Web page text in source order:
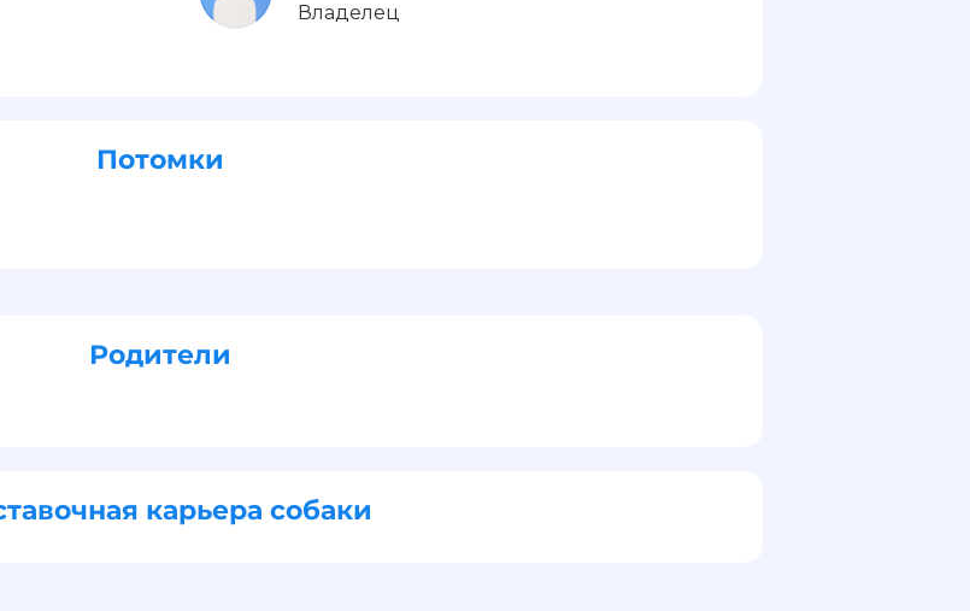
Владелец
Потомки
Родители
карьера собаки